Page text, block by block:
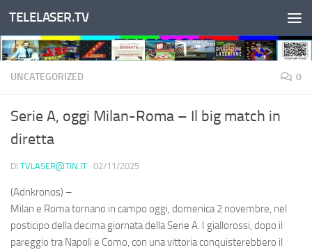
Salta al contenuto
TELELASER.TV
UNCATEGORIZED 0
Serie A, oggi Milan-Roma – Il big match in
diretta
DI TVLASER@TIN.IT · 02/11/2025
(Adnkronos) –
Milan e Roma tornano in campo oggi, domenica 2 novembre, nel
posticipo della decima giornata della Serie A. I giallorossi, dopo il
pareggio tra Napoli e Como, con una vittoria conquisterebbero il